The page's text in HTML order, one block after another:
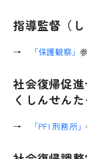
指導監督（し
→ 「保護観察」
社会復帰促
くしんせんた
→ 「PFI 刑務所」